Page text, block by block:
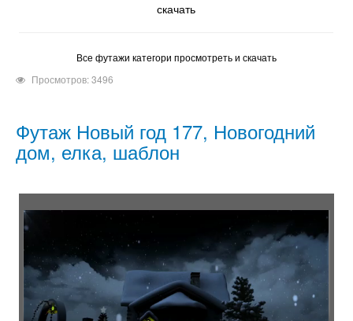
скачать
Все футажи категори просмотреть и скачать
Просмотров: 3496
Футаж Новый год 177, Новогодний
дом, елка, шаблон